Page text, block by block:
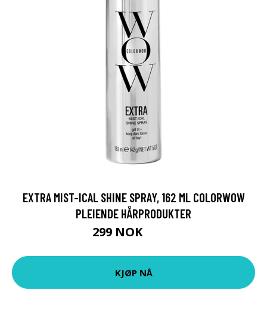
EXTRA MIST-ICAL SHINE SPRAY, 162 ML COLORWOW
PLEIENDE HÅRPRODUKTER
299 NOK
KJØP NÅ